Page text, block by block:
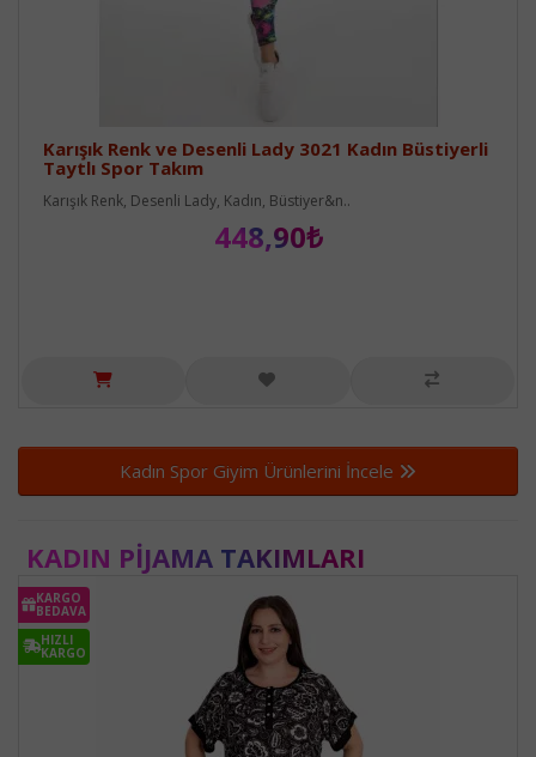
Karışık Renk ve Desenli Lady 3021 Kadın Büstiyerli
Taytlı Spor Takım
Karışık Renk, Desenli Lady, Kadın, Büstiyer&n..
448,90₺
Kadın Spor Giyim Ürünlerini İncele
KADIN PIJAMA TAKIMLARI
KARGO
BEDAVA
HIZLI
KARGO